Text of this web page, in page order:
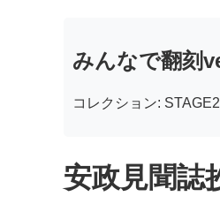
みんなで翻刻
コレクション: STAGE2
安政見聞誌